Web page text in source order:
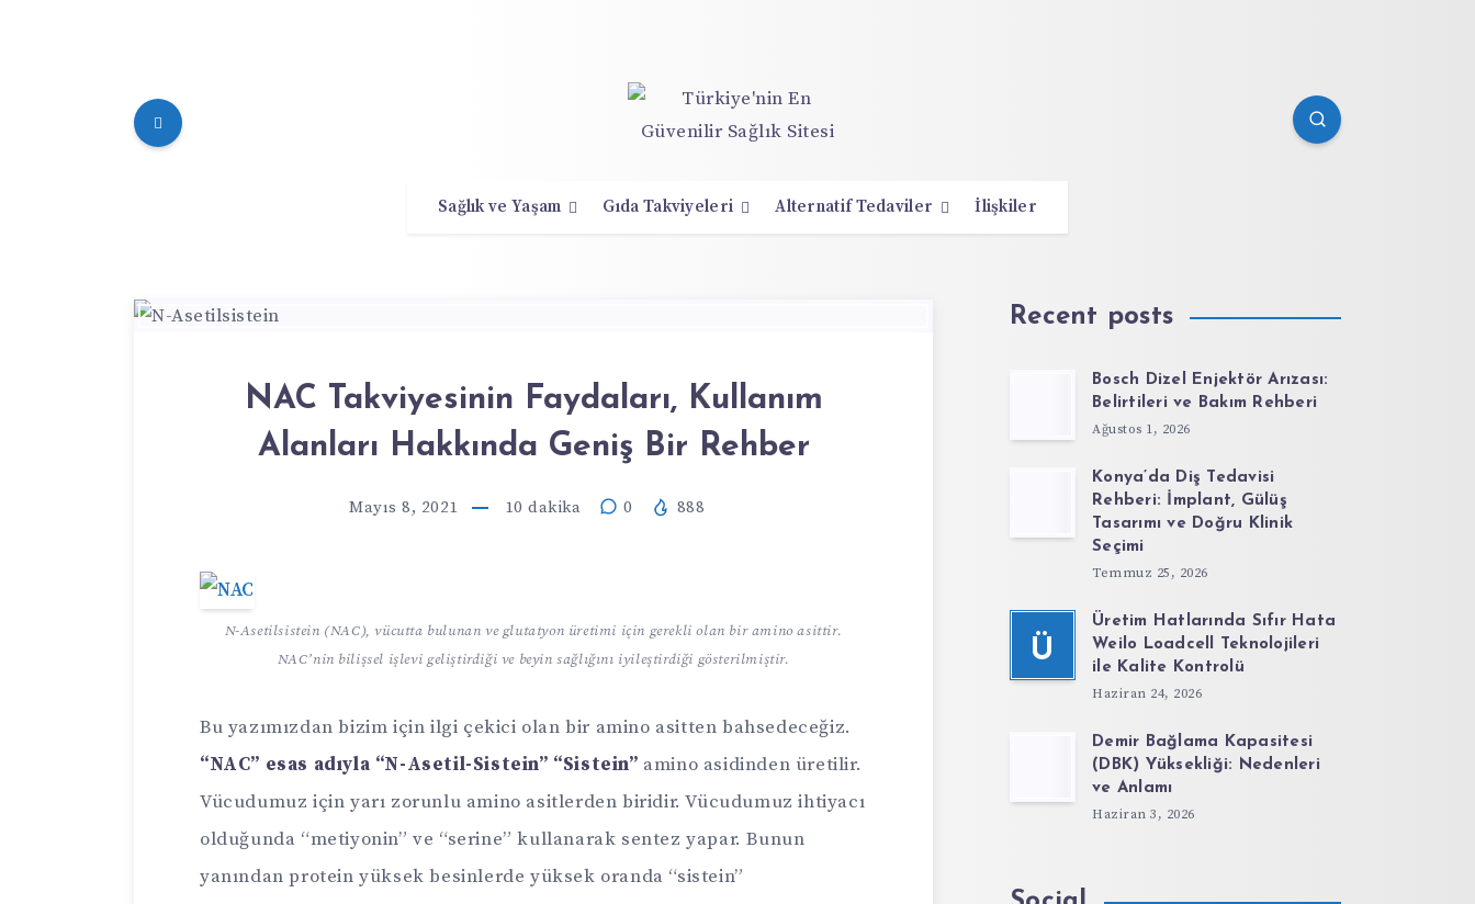
Sağlık ve Yaşam Gıda Takviyeleri Alternatif Tedaviler İlişkiler
NAC Takviyesinin Faydaları, Kullanım
Alanları Hakkında Geniş Bir Rehber
Mayıs 8, 2021 10 dakika 0 888
N-Asetilsistein (NAC), vücutta bulunan ve glutatyon üretimi için gerekli olan bir amino asittir.
NAC’nin bilişsel işlevi geliştirdiği ve beyin sağlığını iyileştirdiği gösterilmiştir.
Bu yazımızdan bizim için ilgi çekici olan bir amino asitten bahsedeceğiz.
“NAC” esas adıyla “N-Asetil-Sistein” “Sistein” amino asidinden üretilir.
Vücudumuz için yarı zorunlu amino asitlerden biridir. Vücudumuz ihtiyacı
olduğunda “metiyonin” ve “serine” kullanarak sentez yapar. Bunun
yanından protein yüksek besinlerde yüksek oranda “sistein”
Recent posts
Bosch Dizel Enjektör Arızası:
Belirtileri ve Bakım Rehberi
Ağustos 1, 2026
Konya’da Diş Tedavisi
Rehberi: İmplant, Gülüş
Tasarımı ve Doğru Klinik
Seçimi
Temmuz 25, 2026
Ü
Üretim Hatlarında Sıfır Hata
Weilo Loadcell Teknolojileri
ile Kalite Kontrolü
Haziran 24, 2026
Demir Bağlama Kapasitesi
(DBK) Yüksekliği: Nedenleri
ve Anlamı
Haziran 3, 2026